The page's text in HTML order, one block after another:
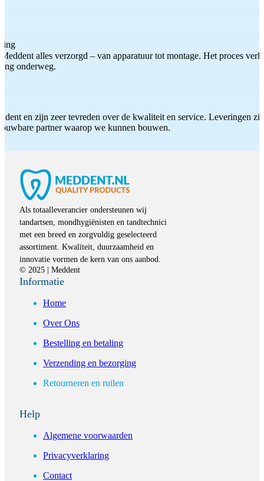
alles verzorgd – van apparatuur tot montage. Het proces
onderweg.
en zijn zeer tevreden over de kwaliteit en service. Leveringen
partner waarop we kunnen bouwen.
Als totaalleverancier ondersteunen wij
tandartsen, mondhygiënisten en tandtechnici
met een breed en zorgvuldig geselecteerd
assortiment. Kwaliteit, duurzaamheid en
innovatie vormen de kern van ons aanbod.
© 2025 | Meddent
Informatie
Home
Over Ons
Bestelling en betaling
Verzending en bezorging
Retourneren en ruilen
Help
Algemene voorwaarden
Privacyverklaring
Contact